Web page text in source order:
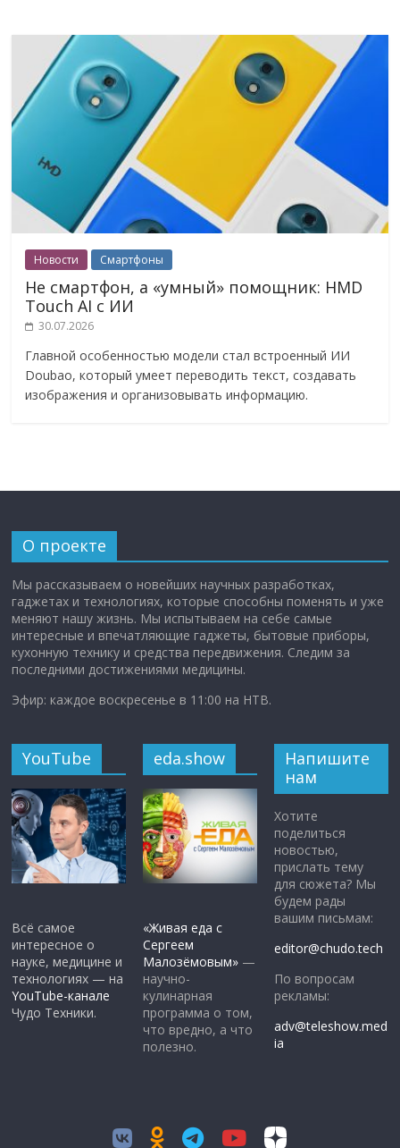
Новости Смартфоны
Не смартфон, а «умный» помощник: HMD
Touch AI с ИИ
30.07.2026
Главной особенностью модели стал встроенный ИИ
Doubao, который умеет переводить текст, создавать
изображения и организовывать информацию.
О проекте
Мы рассказываем о новейших научных разработках,
гаджетах и технологиях, которые способны поменять и уже
меняют нашу жизнь. Мы испытываем на себе самые
интересные и впечатляющие гаджеты, бытовые приборы,
кухонную технику и средства передвижения. Следим за
последними достижениями медицины.
Эфир: каждое воскресенье в 11:00 на НТВ.
YouTube
Всё самое
интересное о
науке, медицине и
технологиях — на
YouTube-канале
Чудо Техники.
eda.show
«Живая еда с
Сергеем
Малозёмовым» —
научно-
кулинарная
программа о том,
что вредно, а что
полезно.
Напишите
нам
Хотите
поделиться
новостью,
прислать тему
для сюжета? Мы
будем рады
вашим письмам:
editor@chudo.tech
По вопросам
рекламы:
adv@teleshow.med
ia